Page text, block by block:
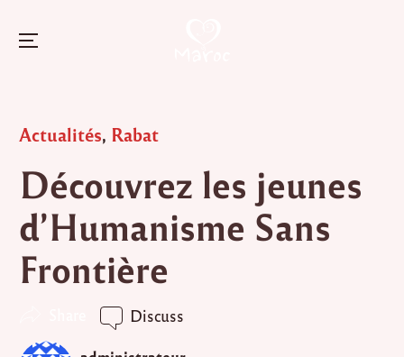
content
Menu
Posted
Actualités, Rabat
Découvrez les jeunes
d’Humanisme Sans
Frontière
Discuss